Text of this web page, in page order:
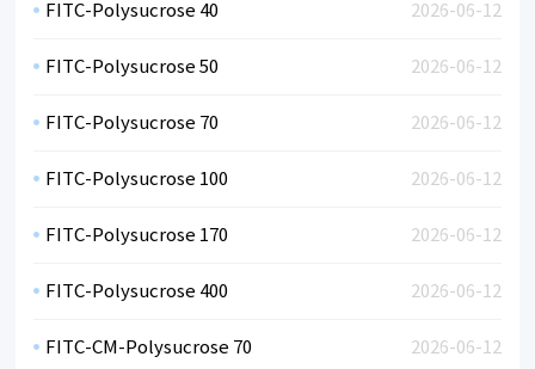
2026-06-12
FITC-Polysucrose 40
2026-06-12
FITC-Polysucrose 50
2026-06-12
FITC-Polysucrose 70
2026-06-12
FITC-Polysucrose 100
2026-06-12
FITC-Polysucrose 170
2026-06-12
FITC-Polysucrose 400
2026-06-12
FITC-CM-Polysucrose 70